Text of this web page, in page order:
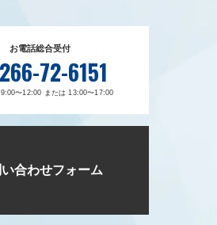
お電話総合受付
72-6151
〜12:00 または 13:00〜17:00
合わせフォーム